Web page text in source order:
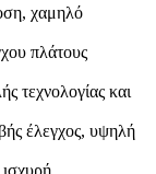
χαμηλό
πλάτους
τεχνολογίας και
έλεγχος, υψηλή